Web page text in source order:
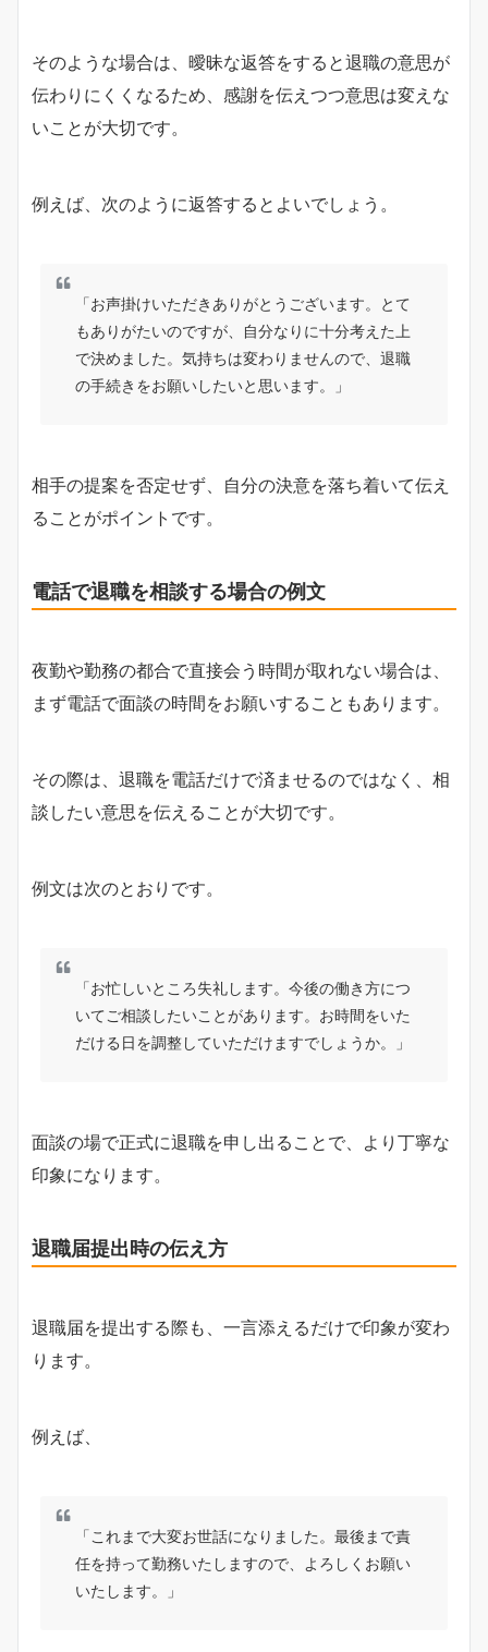
そのような場合は、曖昧な返答をすると退職の意思が
伝わりにくくなるため、感謝を伝えつつ意思は変えな
いことが大切です。
例えば、次のように返答するとよいでしょう。
「お声掛けいただきありがとうございます。とて
もありがたいのですが、自分なりに十分考えた上
で決めました。気持ちは変わりませんので、退職
の手続きをお願いしたいと思います。」
相手の提案を否定せず、自分の決意を落ち着いて伝え
ることがポイントです。
電話で退職を相談する場合の例文
夜勤や勤務の都合で直接会う時間が取れない場合は、
まず電話で面談の時間をお願いすることもあります。
その際は、退職を電話だけで済ませるのではなく、相
談したい意思を伝えることが大切です。
例文は次のとおりです。
「お忙しいところ失礼します。今後の働き方につ
いてご相談したいことがあります。お時間をいた
だける日を調整していただけますでしょうか。」
面談の場で正式に退職を申し出ることで、より丁寧な
印象になります。
退職届提出時の伝え方
退職届を提出する際も、一言添えるだけで印象が変わ
ります。
例えば、
「これまで大変お世話になりました。最後まで責
任を持って勤務いたしますので、よろしくお願い
いたします。」